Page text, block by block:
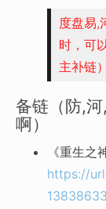
度盘易,
时，可
主补链）
备链（防,
啊）
《重生
https://